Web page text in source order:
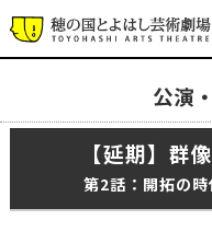
公式SNS
公演
【延期】群
第2話：開拓の
最新の公演・イベン
演劇・ダンス・音楽
ワークショップ・講